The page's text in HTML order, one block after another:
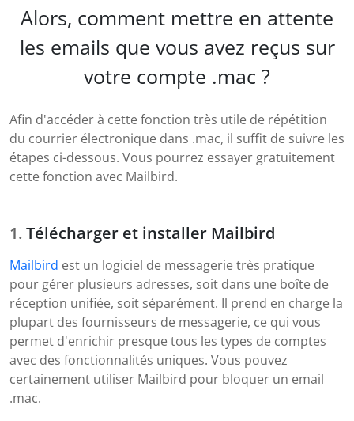
Alors, comment mettre en attente
les emails que vous avez reçus sur
votre compte .mac ?
Afin d'accéder à cette fonction très utile de répétition
du courrier électronique dans .mac, il suffit de suivre les
étapes ci-dessous. Vous pourrez essayer gratuitement
cette fonction avec Mailbird.
Télécharger et installer Mailbird
Mailbird est un logiciel de messagerie très pratique
pour gérer plusieurs adresses, soit dans une boîte de
réception unifiée, soit séparément. Il prend en charge la
plupart des fournisseurs de messagerie, ce qui vous
permet d'enrichir presque tous les types de comptes
avec des fonctionnalités uniques. Vous pouvez
certainement utiliser Mailbird pour bloquer un email
.mac.